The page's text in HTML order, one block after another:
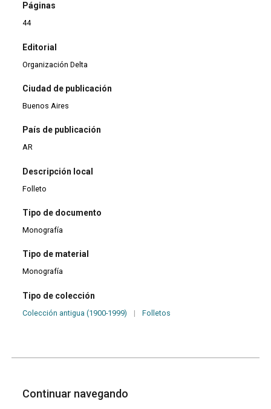
Páginas
44
Editorial
Organización Delta
Ciudad de publicación
Buenos Aires
País de publicación
AR
Descripción local
Folleto
Tipo de documento
Monografía
Tipo de material
Monografía
Tipo de colección
Colección antigua (1900-1999) | Folletos
Continuar navegando